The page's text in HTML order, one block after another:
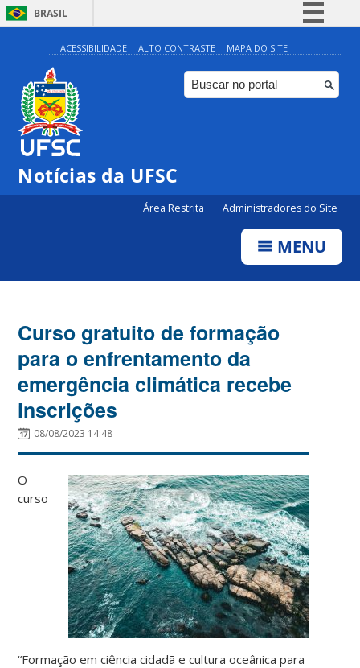
BRASIL
Simplifique!
Comunica BR
Participe
ACESSIBILIDADE ALTO CONTRASTE MAPA DO SITE
Notícias da UFSC
Área Restrita Administradores do Site
MENU
Curso gratuito de formação
para o enfrentamento da
emergência climática recebe
inscrições
08/08/2023 14:48
O
curso
“Formação em ciência cidadã e cultura oceânica para